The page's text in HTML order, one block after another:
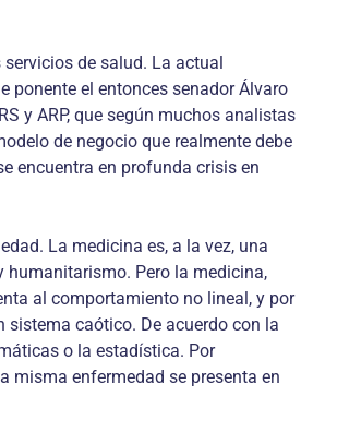
de salud. La actual
ponente el entonces senador Álvaro
y ARP, que según muchos analistas
de negocio que realmente debe
encuentra en profunda crisis en
La medicina es, a la vez, una
Pero la medicina,
al comportamiento no lineal, y por
sistema caótico. De acuerdo con la
o la estadística. Por
misma enfermedad se presenta en